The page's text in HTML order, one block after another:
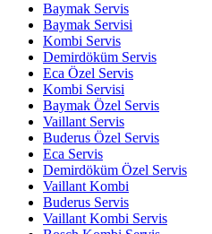
Baymak Servis
Baymak Servisi
Kombi Servis
Demirdöküm Servis
Eca Özel Servis
Kombi Servisi
Baymak Özel Servis
Vaillant Servis
Buderus Özel Servis
Eca Servis
Demirdöküm Özel Servis
Vaillant Kombi
Buderus Servis
Vaillant Kombi Servis